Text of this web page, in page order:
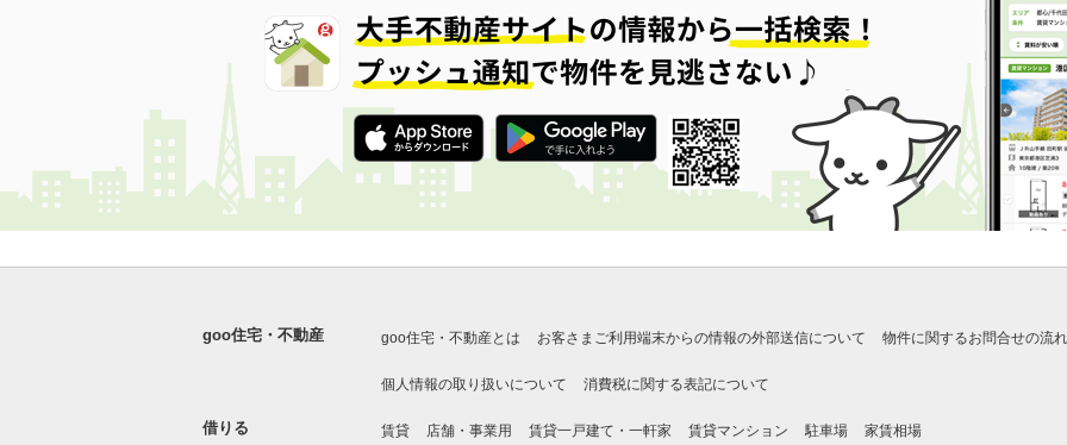
goo住宅・不動産 goo住宅・不動産とは お客さまご利用端末からの情報の外部送信について 物件に関するお問合せの流れ
個人情報の取り扱いについて 消費税に関する表記について
借りる 賃貸 店舗・事業用 賃貸一戸建て・一軒家 賃貸マンション 駐車場 家賃相場